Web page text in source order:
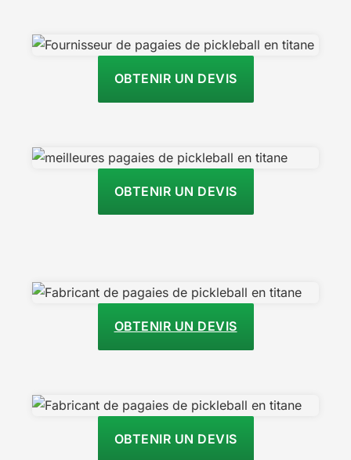
OBTENIR UN DEVIS
OBTENIR UN DEVIS
OBTENIR UN DEVIS
OBTENIR UN DEVIS